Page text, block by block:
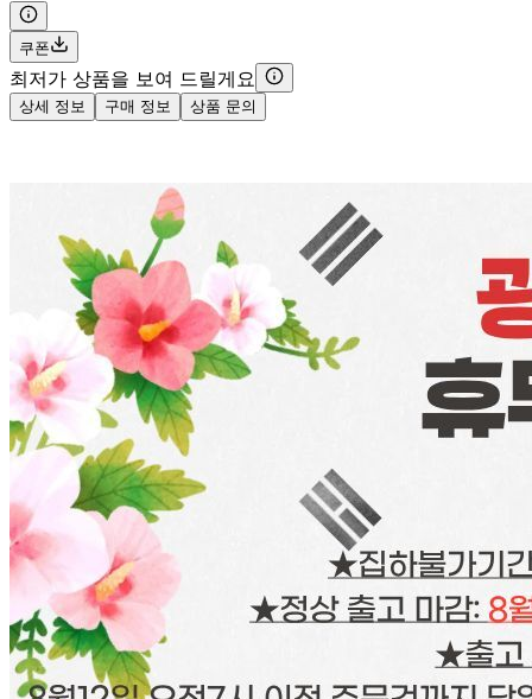
쿠폰
최저가 상품을 보여 드릴게요
상세 정보 구매 정보 상품 문의